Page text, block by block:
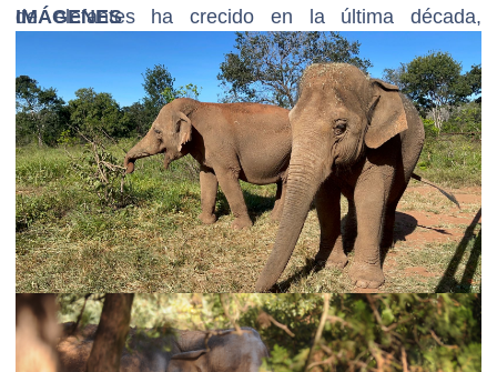
de elefantes ha crecido en la última década,
impulsado por organizaciones civiles, activistas y la
presión de la opinión pública. Casos emblemáticos
como el de Pelusa, Mara, Ramba, Pocha y
Guillermina han visibilizado la urgencia de terminar
con esta práctica. La proyección a futuro que busca
“Caravana”: acelerar los traslados hacia santuarios
especializados, fortalecer las legislaciones que
prohíben el cautiverio y abrir un camino hacia un
nuevo paradigma de respeto y convivencia con la
naturaleza.
IMÁGENES